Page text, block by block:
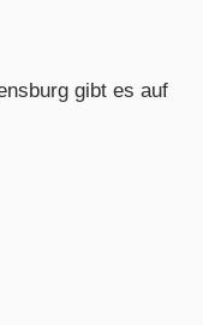
gibt es auf